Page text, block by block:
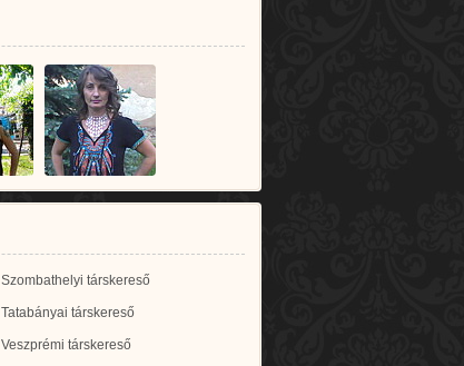
Szombathelyi társkereső
Tatabányai társkereső
Veszprémi társkereső